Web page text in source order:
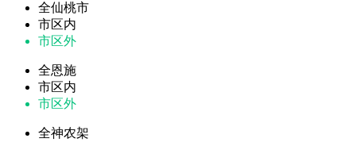
全仙桃市
市区内
市区外
全恩施
市区内
市区外
全神农架